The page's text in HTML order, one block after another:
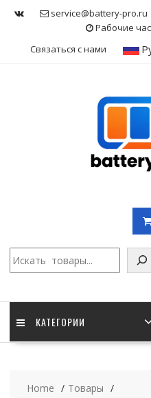
service@battery-pro.ru
Рабочие
Связаться с нами
КАТЕГОРИИ
Home
Товары